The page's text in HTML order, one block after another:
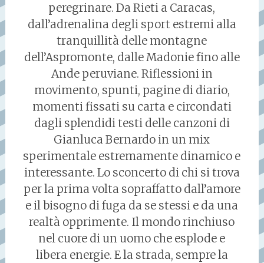
peregrinare. Da Rieti a Caracas,
dall’adrenalina degli sport estremi alla
tranquillità delle montagne
dell’Aspromonte, dalle Madonie fino alle
Ande peruviane. Riflessioni in
movimento, spunti, pagine di diario,
momenti fissati su carta e circondati
dagli splendidi testi delle canzoni di
Gianluca Bernardo in un mix
sperimentale estremamente dinamico e
interessante. Lo sconcerto di chi si trova
per la prima volta sopraffatto dall’amore
e il bisogno di fuga da se stessi e da una
realtà opprimente. Il mondo rinchiuso
nel cuore di un uomo che esplode e
libera energie. E la strada, sempre la